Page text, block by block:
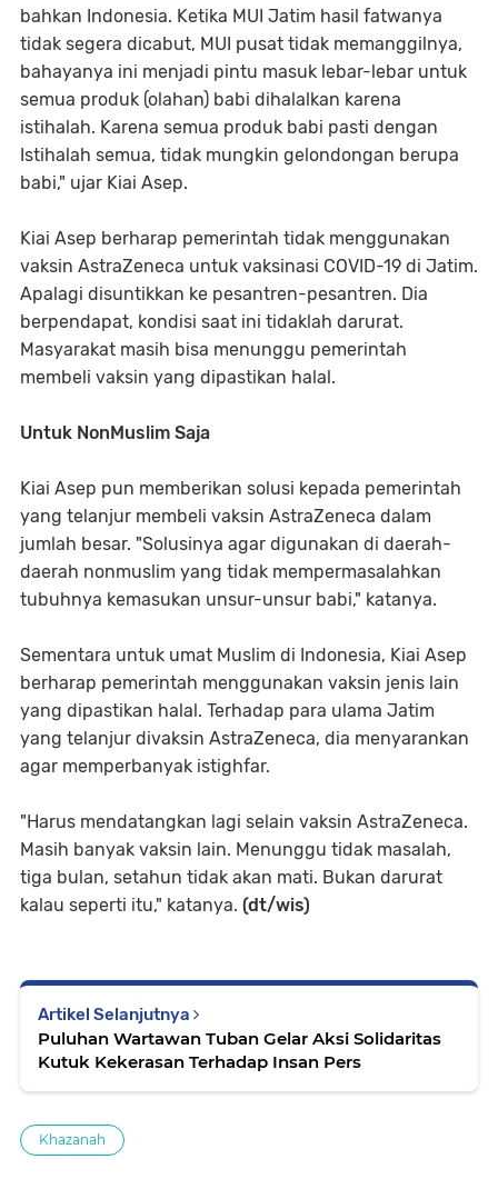
bahkan Indonesia. Ketika MUI Jatim hasil fatwanya
tidak segera dicabut, MUI pusat tidak memanggilnya,
bahayanya ini menjadi pintu masuk lebar-lebar untuk
semua produk (olahan) babi dihalalkan karena
istihalah. Karena semua produk babi pasti dengan
Istihalah semua, tidak mungkin gelondongan berupa
babi," ujar Kiai Asep.
Kiai Asep berharap pemerintah tidak menggunakan
vaksin AstraZeneca untuk vaksinasi COVID-19 di Jatim.
Apalagi disuntikkan ke pesantren-pesantren. Dia
berpendapat, kondisi saat ini tidaklah darurat.
Masyarakat masih bisa menunggu pemerintah
membeli vaksin yang dipastikan halal.
Untuk NonMuslim Saja
Kiai Asep pun memberikan solusi kepada pemerintah
yang telanjur membeli vaksin AstraZeneca dalam
jumlah besar. "Solusinya agar digunakan di daerah-
daerah nonmuslim yang tidak mempermasalahkan
tubuhnya kemasukan unsur-unsur babi," katanya.
Sementara untuk umat Muslim di Indonesia, Kiai Asep
berharap pemerintah menggunakan vaksin jenis lain
yang dipastikan halal. Terhadap para ulama Jatim
yang telanjur divaksin AstraZeneca, dia menyarankan
agar memperbanyak istighfar.
"Harus mendatangkan lagi selain vaksin AstraZeneca.
Masih banyak vaksin lain. Menunggu tidak masalah,
tiga bulan, setahun tidak akan mati. Bukan darurat
kalau seperti itu," katanya. (dt/wis)
Artikel Selanjutnya
Puluhan Wartawan Tuban Gelar Aksi Solidaritas
Kutuk Kekerasan Terhadap Insan Pers
Khazanah